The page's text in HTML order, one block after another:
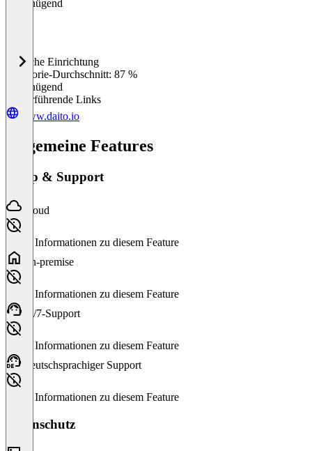
Ungenügend
%
Einfache Einrichtung
Kategorie-Durchschnitt: 87 %
Ungenügend
Weiterführende Links
www.daito.io
Allgemeine Features
Setup & Support
Cloud
Keine Informationen zu diesem Feature
On-premise
Keine Informationen zu diesem Feature
24/7-Support
Keine Informationen zu diesem Feature
Deutschsprachiger Support
Keine Informationen zu diesem Feature
Datenschutz